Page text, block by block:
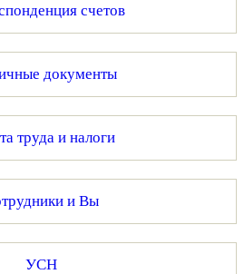
счетов
документы
труда и налоги
и Вы
УСН